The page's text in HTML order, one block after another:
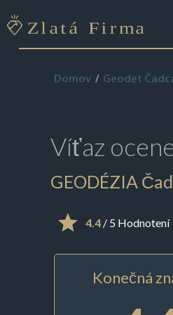
Domov Geodet
Víťaz
GEODÉZIA
4.4/ 5 Hodnotení
Konečná